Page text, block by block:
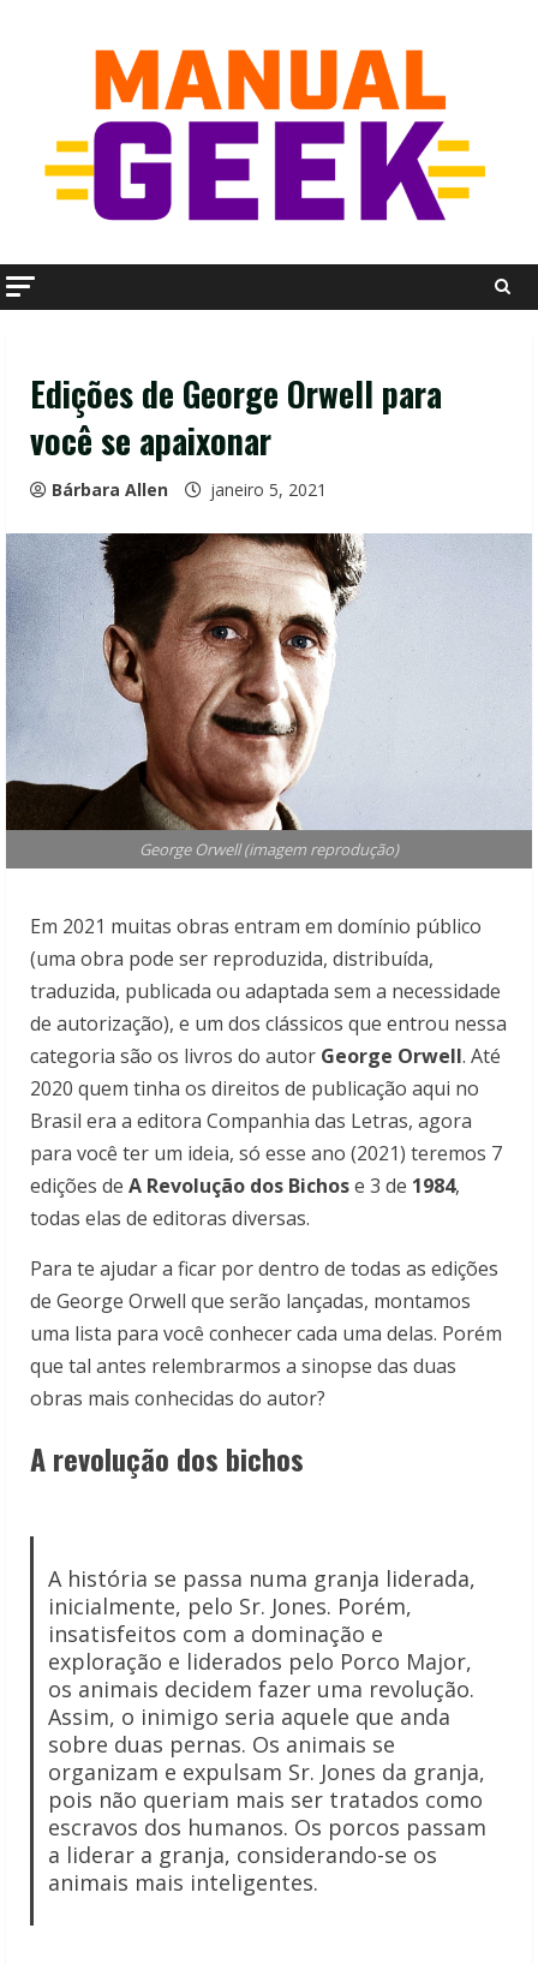
Edições de George Orwell para
você se apaixonar
Bárbara Allen janeiro 5, 2021
George Orwell (imagem reprodução)
Em 2021 muitas obras entram em domínio público
(uma obra pode ser reproduzida, distribuída,
traduzida, publicada ou adaptada sem a necessidade
de autorização), e um dos clássicos que entrou nessa
categoria são os livros do autor George Orwell. Até
2020 quem tinha os direitos de publicação aqui no
Brasil era a editora Companhia das Letras, agora
para você ter um ideia, só esse ano (2021) teremos 7
edições de A Revolução dos Bichose 3 de 1984,
todas elas de editoras diversas.
Para te ajudar a ficar por dentro de todas as edições
de George Orwell que serão lançadas, montamos
uma lista para você conhecer cada uma delas. Porém
que tal antes relembrarmos a sinopse das duas
obras mais conhecidas do autor?
A revolução dos bichos
A história se passa numa granja liderada,
inicialmente, pelo Sr. Jones. Porém,
insatisfeitos com a dominação e
exploração e liderados pelo Porco Major,
os animais decidem fazer uma revolução.
Assim, o inimigo seria aquele que anda
sobre duas pernas. Os animais se
organizam e expulsam Sr. Jones da granja,
pois não queriam mais ser tratados como
escravos dos humanos. Os porcos passam
a liderar a granja, considerando-se os
animais mais inteligentes.